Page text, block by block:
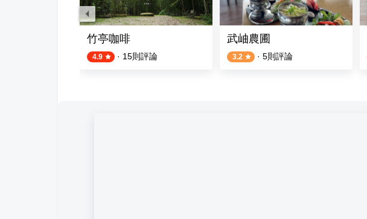
竹亭咖啡
4.9 · 15則評論
武岫農圃
3.2 · 5則評論